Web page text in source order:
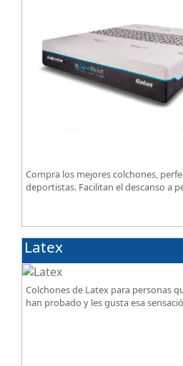
Compra los mejores colchones,
deportistas. Facilitan el descanso a
Latex
Colchones de Latex para personas
han probado y les gusta esa